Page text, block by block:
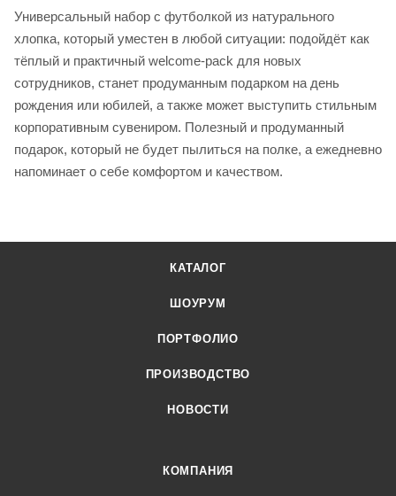
Универсальный набор с футболкой из натурального
хлопка, который уместен в любой ситуации: подойдёт как
тёплый и практичный welcome-pack для новых
сотрудников, станет продуманным подарком на день
рождения или юбилей, а также может выступить стильным
корпоративным сувениром. Полезный и продуманный
подарок, который не будет пылиться на полке, а ежедневно
напоминает о себе комфортом и качеством.
КАТАЛОГ
ШОУРУМ
ПОРТФОЛИО
ПРОИЗВОДСТВО
НОВОСТИ
КОМПАНИЯ